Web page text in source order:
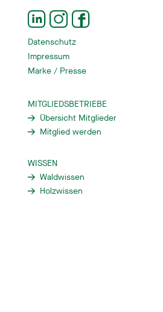
Datenschutz
Impressum
Marke / Presse
MITGLIEDSBETRIEBE
Übersicht Mitglieder
Mitglied werden
WISSEN
Waldwissen
Holzwissen